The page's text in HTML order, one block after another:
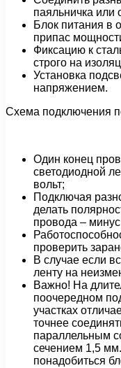
паяльничка или
Блок питания в
припас
Фиксацию к
строго на
Установка
напряжением.
Схема подключения
Один конец
светодиодной
вольт;
Подключая
делать
провода –
проверить
В случае если
ленту на
Важно! На
поочередном
участках
точнее
параллельным
сечением 1,5
понадобиться